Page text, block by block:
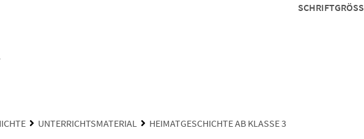
SCHRIFTGRÖSSE
UNTERRICHTSMATERIAL HEIMATGESCHICHTE AB KLASSE 3